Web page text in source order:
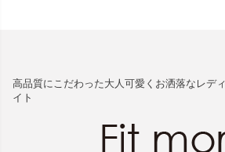
高品質にこだわった大人可愛くお洒落なレデ
イト